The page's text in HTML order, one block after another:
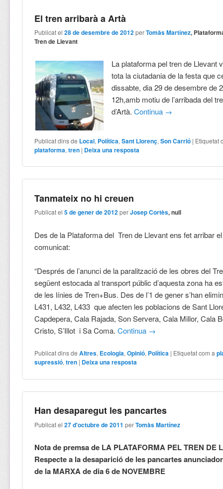
El tren arribarà a Artà
Publicat el28 de desembre de 2012 perTomàs Martínez,
Tren de Llevant
La plataforma pel tren de Llevant
tota la ciutadania de la festa que
dissabte, dia 29 de desembre de
12h,amb motiu de l’arribada del
d’Artà.Continua →
Publicat dins de Local, Política,Sant Llorenç,Son Carrió | Etiquetat
plataforma,tren | Deixa una resposta
Tanmateix no hi creuen
Publicat el5 de gener de 2012 perJosep Cortès, null
Des de la Plataforma del Tren de Llevant ens fet arribar
comunicat:
“Després de l’anunci de la paralització de les obres del
següent estocada al transport públic d’aquesta zona ha
de les línies de Tren+Bus. Des de l’1 de gener s’han
L431, L432, L433 que afecten les poblacions de Sant
Capdepera, Cala Rajada, Son Servera, Cala Millor, Cala
Cristo, S’Illot i Sa Coma.Continua →
Publicat dins de Altres, Ecologia,Opinió, Política | Etiquetat com a
supressió,tren | Deixa una resposta
Han desaparegut les pancartes
Publicat el27 d'octubre de 2011 perTomàs Martínez
Nota de premsa de LA PLATAFORMA PEL TREN DE
Respecte a la desaparició de les pancartes
de la MARXA de dia 6 de NOVEMBRE